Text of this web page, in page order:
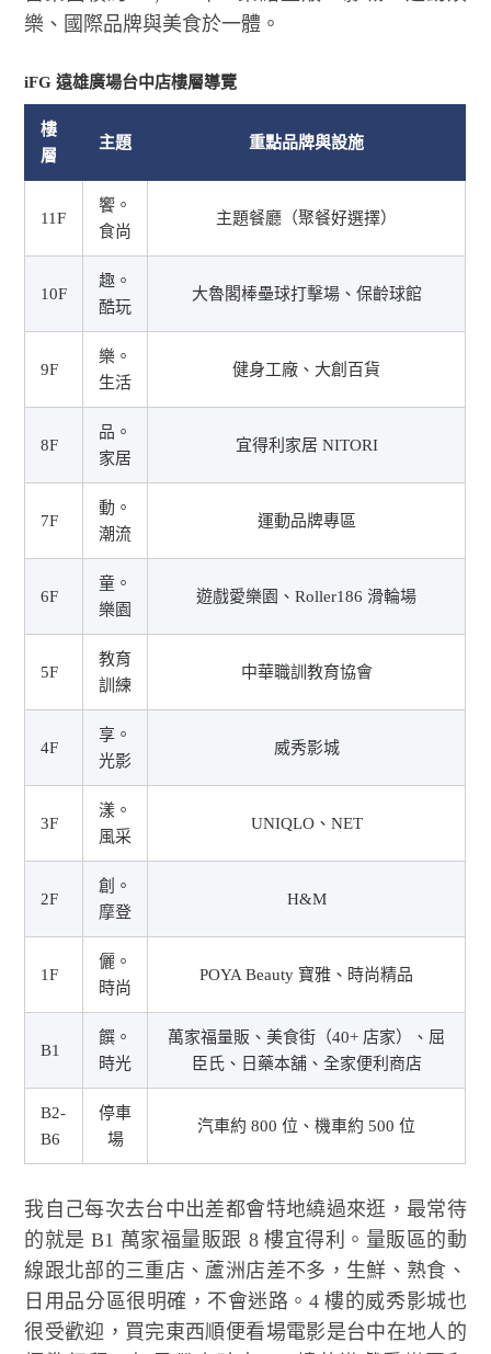
樂、國際品牌與美食於一體。
iFG 遠雄廣場台中店樓層導覽
樓
層
主題 重點品牌與設施
11F
饗。
食尚
主題餐廳（聚餐好選擇）
10F
趣。
酷玩
大魯閣棒壘球打擊場、保齡球館
9F
樂。
生活
健身工廠、大創百貨
8F
品。
家居
宜得利家居 NITORI
7F
動。
潮流
運動品牌專區
6F
童。
樂園
遊戲愛樂園、Roller186 滑輪場
5F
教育
訓練
中華職訓教育協會
4F
享。
光影
威秀影城
3F
漾。
風采
UNIQLO、NET
2F
創。
摩登
H&M
1F
儷。
時尚
POYA Beauty 寶雅、時尚精品
B1
饌。
時光
萬家福量販、美食街（40+ 店家）、屈
臣氏、日藥本舖、全家便利商店
B2-
B6
停車
場
汽車約 800 位、機車約 500 位
我自己每次去台中出差都會特地繞過來逛，最常待
的就是 B1 萬家福量販跟 8 樓宜得利。量販區的動
線跟北部的三重店、蘆洲店差不多，生鮮、熟食、
日用品分區很明確，不會迷路。4 樓的威秀影城也
很受歡迎，買完東西順便看場電影是台中在地人的